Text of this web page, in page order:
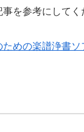
を参考にしてく
ための楽譜浄書